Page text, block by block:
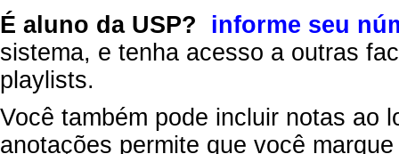
É aluno da USP?
informe seu
sistema, e tenha acesso a outras
playlists.
Você também pode incluir notas ao
anotações permite que você